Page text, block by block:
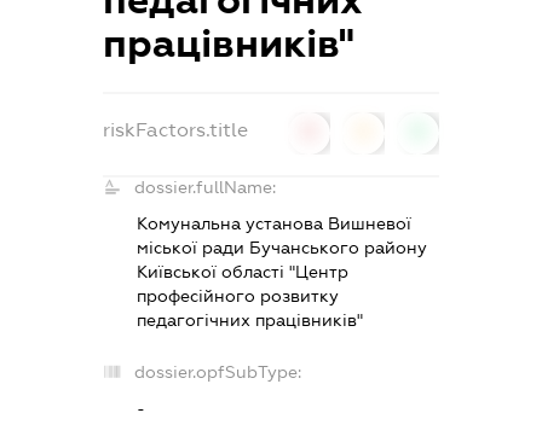
працівників"
riskFactors.title
dossier.fullName:
Комунальна установа Вишневої
міської ради Бучанського району
Київської області "Центр
професійного розвитку
педагогічних працівників"
dossier.opfSubType:
-